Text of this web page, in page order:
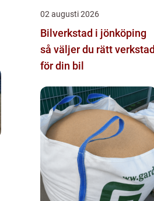
02 augusti 2026
Bilverkstad i jönköping
så väljer du rätt verkstad
för din bil